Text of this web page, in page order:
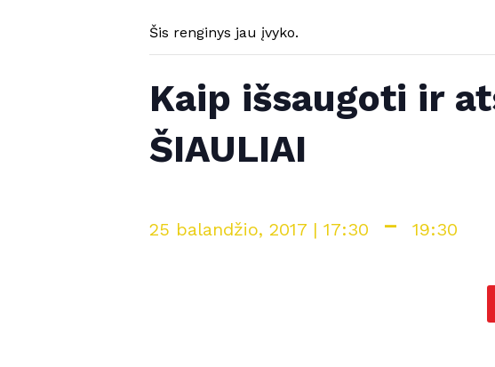
Šis renginys jau įvyko.
Kaip išsaugoti ir
ŠIAULIAI
25 balandžio, 2017 | 17:30 - 19:30